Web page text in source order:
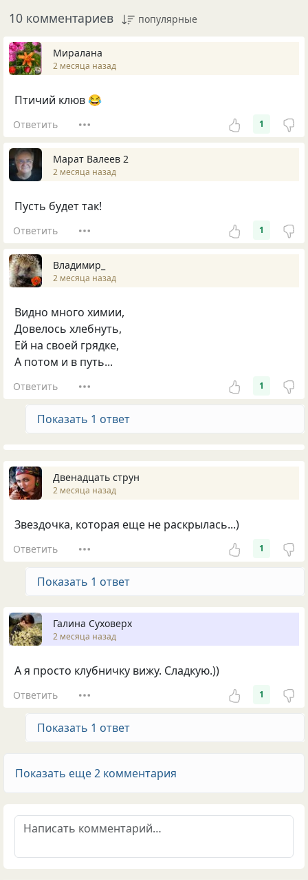
10 комментариев популярные
Миралана
2 месяца назад
Птичий клюв 😂
Ответить 1
Марат Валеев 2
2 месяца назад
Пусть будет так!
Ответить 1
Владимир_
2 месяца назад
Видно много химии,
Довелось хлебнуть,
Ей на своей грядке,
А потом и в путь...
Ответить 1
Показать 1 ответ
Двенадцать струн
2 месяца назад
Звездочка, которая еще не раскрылась...)
Ответить 1
Показать 1 ответ
Галина Суховерх
2 месяца назад
А я просто клубничку вижу. Сладкую.))
Ответить 1
Показать 1 ответ
Показать еще 2 комментария